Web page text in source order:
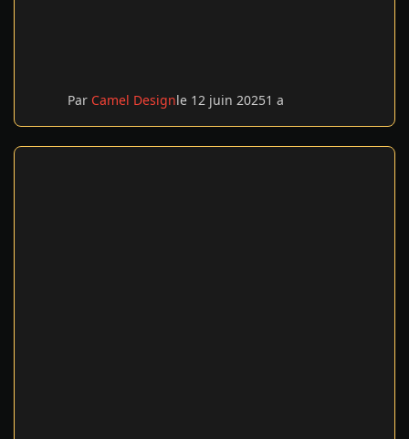
Par Camel Designle 12 juin 20251 a